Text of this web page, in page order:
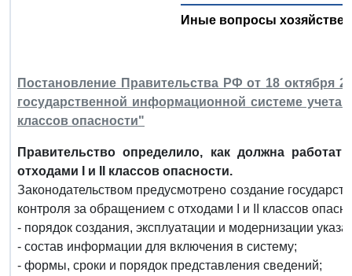
Иные вопросы
Постановление Правительства РФ от 18 октября
государственной информационной системе
классов опасности"
Правительство определило, как должна
отходами I и II классов опасности.
Законодательством предусмотрено создание
контроля за обращением с отходами I и II классов
- порядок создания, эксплуатации и модернизации
- состав информации для включения в систему;
- формы, сроки и порядок представления сведений;